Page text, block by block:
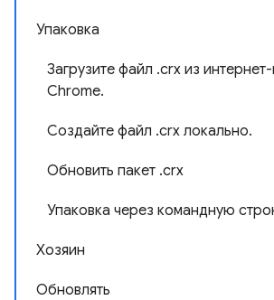
Упаковка
Загрузите файл .crx из
Chrome.
Создайте файл .crx локально.
Обновить пакет .crx
Упаковка через командную
Хозяин
Обновлять